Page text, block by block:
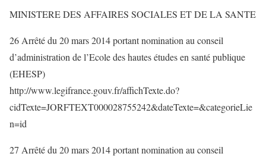
MINISTERE DES AFFAIRES SOCIALES ET DE LA SANTE
26 Arrêté du 20 mars 2014 portant nomination au conseil
d’administration de l’Ecole des hautes études en santé publique
(EHESP)
http://www.legifrance.gouv.fr/affichTexte.do?
cidTexte=JORFTEXT000028755242&dateTexte=&categorieLie
n=id
27 Arrêté du 20 mars 2014 portant nomination au conseil